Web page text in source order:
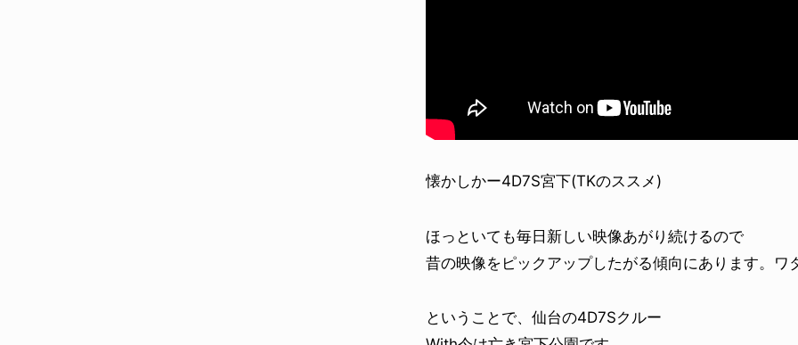
懐かしかー4D7S宮下(TKのススメ)
ほっといても毎日新しい映像あがり続けるので
昔の映像をピックアップしたがる傾向にあります。ワ
ということで、仙台の4D7Sクルー